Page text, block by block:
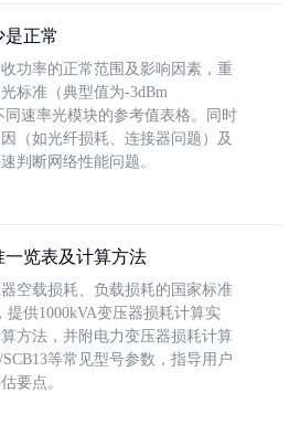
正常
功率的正常范围及影响因素，重
标准（典型值为-3dBm
同速率光模块的参考值表格。同时
（如光纤损耗、连接器问题）及
判断网络性能问题。
览表及计算方法
空载损耗、负载损耗的国家标准
提供1000kVA变压器损耗计算实
方法，并附电力变压器损耗计算
等常见型号参数，指导用户
要点。